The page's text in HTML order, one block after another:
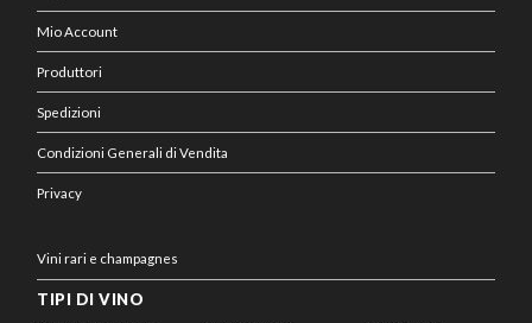
Mio Account
Produttori
Spedizioni
Condizioni Generali di Vendita
Privacy
Vini rari e champagnes
TIPI DI VINO